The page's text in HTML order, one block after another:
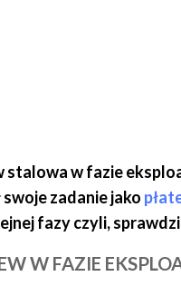
stalowa w fazie
swoje zadanie jako
fazy czyli,
W FAZIE